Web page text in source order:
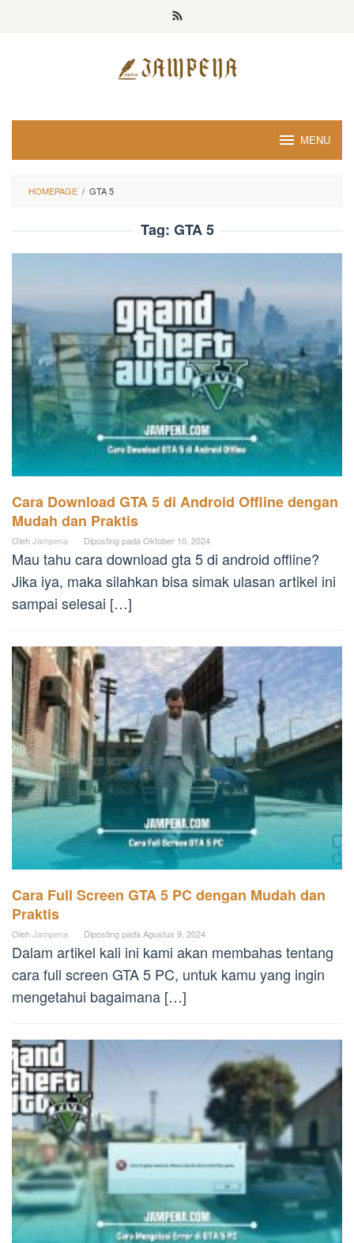
MENU
HOMEPAGE / GTA 5
Tag: GTA 5
Cara Download GTA 5 di Android Offline dengan
Mudah dan Praktis
OlehJampena Diposting pada Oktober 10, 2024
Mau tahu cara download gta 5 di android offline?
Jika iya, maka silahkan bisa simak ulasan artikel ini
sampai selesai […]
Cara Full Screen GTA 5 PC dengan Mudah dan
Praktis
OlehJampena Diposting padaAgustus 9, 2024
Dalam artikel kali ini kami akan membahas tentang
cara full screen GTA 5 PC, untuk kamu yang ingin
mengetahui bagaimana […]